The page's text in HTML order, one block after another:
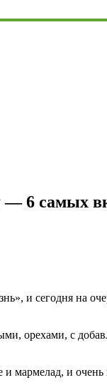
6 самых
и сегодня на
орехами, с
мармелад, и